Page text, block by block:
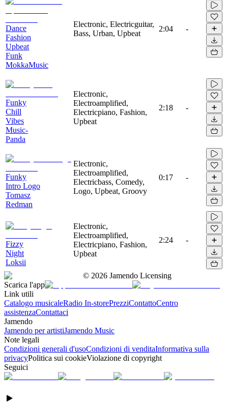
Dance
Fashion
Upbeat
Funk
MokkaMusic
Electronic, Electricguitar,
Bass, Urban, Upbeat
2:04 -
Funky
Chill
Vibes
Music-
Panda
Electronic,
Electroamplified,
Electricpiano, Fashion,
Upbeat
2:18 -
Funky
Intro Logo
Tomasz
Redman
Electronic,
Electroamplified,
Electricbass, Comedy,
Logo, Upbeat, Groovy
0:17 -
Fizzy
Night
Loksii
Electronic,
Electroamplified,
Electricpiano, Fashion,
Upbeat
2:24 -
© 2026 Jamendo Licensing
Scarica l'app
Link utili
Catalogo musicaleRadio In-storePrezziContattoCentro
assistenzaContattaci
Jamendo
Jamendo per artistiJamendo Music
Note legali
Condizioni generali d'usoCondizioni di venditaInformativa sulla
privacyPolitica sui cookieViolazione di copyright
Seguici